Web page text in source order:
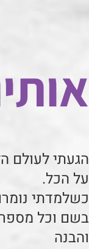
הגעתי לעולם
על הכל.
כשלמדתי
בשם וכל
והבנה